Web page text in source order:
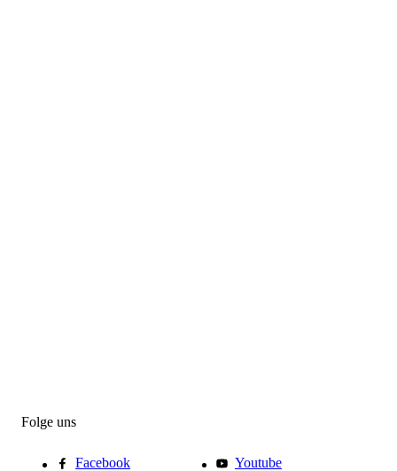
Folge uns
Facebook Youtube